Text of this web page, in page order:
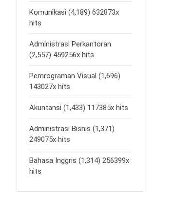
Komunikasi (4,189) 632873x
hits
Administrasi Perkantoran
(2,557) 459256x hits
Pemrograman Visual (1,696)
143027x hits
Akuntansi (1,433) 117385x hits
Administrasi Bisnis (1,371)
249075x hits
Bahasa Inggris (1,314) 256399x
hits